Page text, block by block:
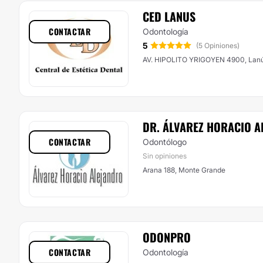
CED LANUS
Odontología
5
(5 Opiniones)
AV. HIPOLITO YRIGOYEN 4900,
CONTACTAR
DR. ÁLVAREZ HORACIO
Odontólogo
Sin opiniones
Arana 188, Monte Grande
CONTACTAR
ODONPRO
Odontología
CONTACTAR